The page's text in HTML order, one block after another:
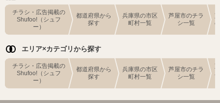
チラシ・広告掲載の
Shufoo!（シュフ
ー）
都道府県から
探す
兵庫県の市区
町村一覧
芦屋市のチラ
シ一覧
エリア×カテゴリから探す
チラシ・広告掲載の
Shufoo!（シュフ
ー）
都道府県から
探す
兵庫県の市区
町村一覧
芦屋市のチラ
シ一覧